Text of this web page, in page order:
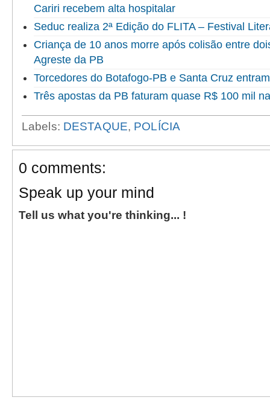
Cariri recebem alta hospitalar
Seduc realiza 2ª Edição do FLITA – Festival
Criança de 10 anos morre após colisão entre
Agreste da PB
Torcedores do Botafogo-PB e Santa Cruz
Três apostas da PB faturam quase R$ 100 mil
Labels: DESTAQUE, POLÍCIA
0 comments:
Speak up your mind
Tell us what you're thinking... !